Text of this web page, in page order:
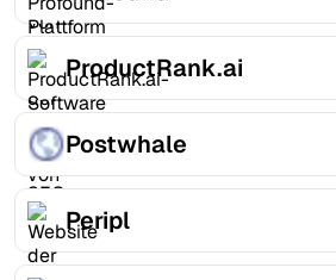
ProductRank.ai
Postwhale
Peripl